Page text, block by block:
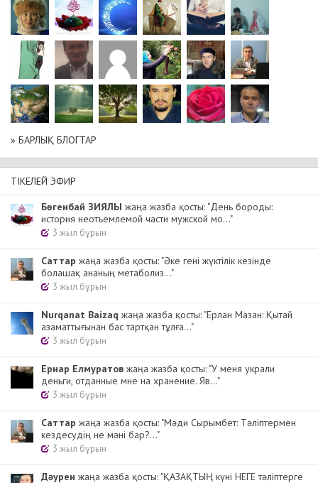
» БАРЛЫҚ БЛОГТАР
ТІКЕЛЕЙ ЭФИР
Бөгенбай ЗИЯЛЫ жаңа жазба қосты: "День бороды:
история неотъемлемой части мужской мо..."
3 жыл бұрын
Cаттар жаңа жазба қосты: "Әке гені жүктілік кезінде
болашақ ананың метаболиз..."
3 жыл бұрын
Nurqanat Baizaq жаңа жазба қосты: "Ерлан Мазан: Қытай
азаматтығынан бас тартқан тұлға..."
3 жыл бұрын
Ернар Елмуратов жаңа жазба қосты: "У меня украли
деньги, отданные мне на хранение. Яв..."
3 жыл бұрын
Cаттар жаңа жазба қосты: "Мәди Сырымбет: Тәліптермен
кездесудің не мәні бар?..."
3 жыл бұрын
Дәурен жаңа жазба қосты: "ҚАЗАҚТЫҢ күні НЕГЕ тәліптерге